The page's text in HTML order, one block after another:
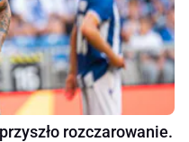
rozczarowanie.